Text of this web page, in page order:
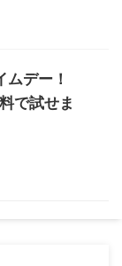
デー！
で試せま